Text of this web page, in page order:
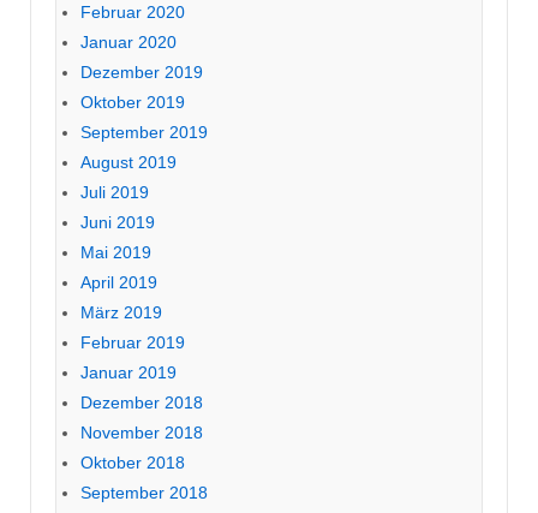
Februar 2020
Januar 2020
Dezember 2019
Oktober 2019
September 2019
August 2019
Juli 2019
Juni 2019
Mai 2019
April 2019
März 2019
Februar 2019
Januar 2019
Dezember 2018
November 2018
Oktober 2018
September 2018